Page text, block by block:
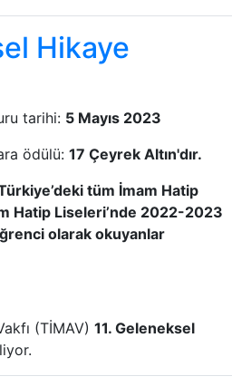
Hikaye
tarihi: 5 Mayıs 2023
ödülü: 17 Çeyrek Altın'dır.
tüm İmam Hatip
Hatip Liseleri’nde 2022-2023
olarak okuyanlar
(TİMAV) 11. Geleneksel